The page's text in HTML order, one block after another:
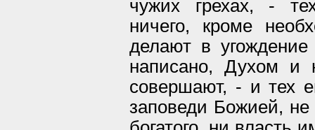
чужих грехах, -
ничего, кроме
делают в
написано, Духом и
совершают, - и тех
заповеди Божией, не